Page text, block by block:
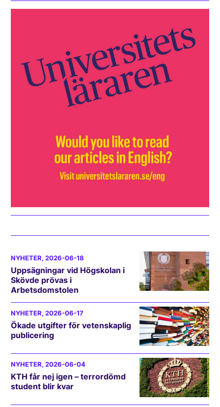
NYHETER, 2026-06-18
Uppsägningar vid Högskolan i
Skövde prövas i
Arbetsdomstolen
NYHETER, 2026-06-17
Ökade utgifter för vetenskaplig
publicering
NYHETER, 2026-06-04
KTH får nej igen – terrordömd
student blir kvar